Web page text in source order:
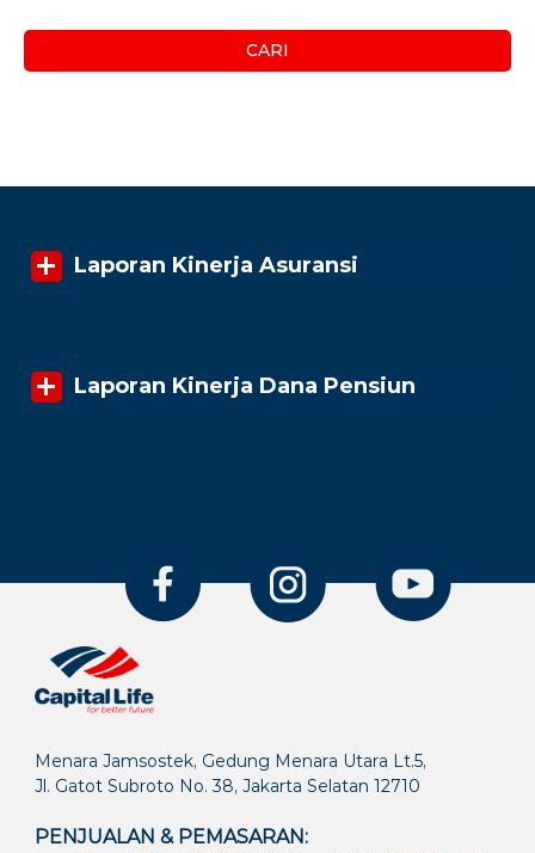
CARI
Laporan Kinerja Asuransi
Laporan Kinerja Dana Pensiun
Menara Jamsostek, Gedung Menara Utara Lt.5,
Jl. Gatot Subroto No. 38, Jakarta Selatan 12710
PENJUALAN & PEMASARAN: